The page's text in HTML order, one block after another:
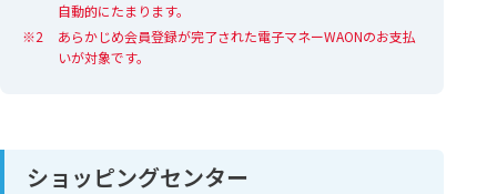
自動的にたまります。
あらかじめ会員登録が完了された電子マネーWAONのお支払
いが対象です。
ショッピングセンター